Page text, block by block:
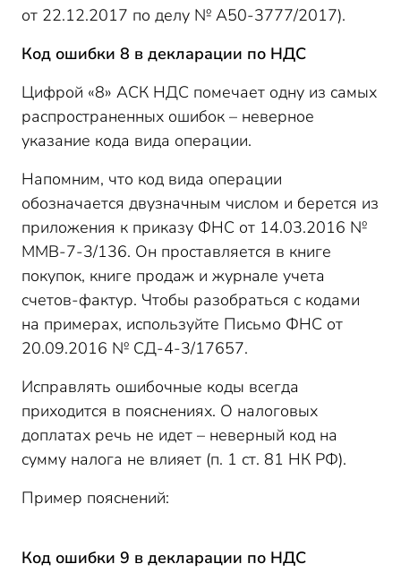
от 22.12.2017 по делу № А50-3777/2017).
Код ошибки 8 в декларации по НДС
Цифрой «8» АСК НДС помечает одну из самых
распространенных ошибок – неверное
указание кода вида операции.
Напомним, что код вида операции
обозначается двузначным числом и берется из
приложения к приказу ФНС от 14.03.2016 №
MMB-7-3/136. Он проставляется в книге
покупок, книге продаж и журнале учета
счетов-фактур. Чтобы разобраться с кодами
на примерах, используйте Письмо ФНС от
20.09.2016 № СД-4-3/17657.
Исправлять ошибочные коды всегда
приходится в пояснениях. О налоговых
доплатах речь не идет – неверный код на
сумму налога не влияет (п. 1 ст. 81 НК РФ).
Пример пояснений:
Код ошибки 9 в декларации по НДС